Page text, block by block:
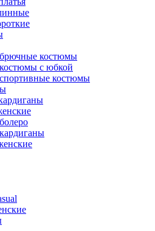
костюмы
с юбкой
костюмы